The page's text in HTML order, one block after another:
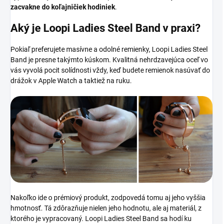
zacvakne do koľajničiek hodiniek.
Aký je Loopi Ladies Steel Band v praxi?
Pokiaľ preferujete masívne a odolné remienky, Loopi Ladies Steel
Band je presne takýmto kúskom. Kvalitná nehrdzavejúca oceľ vo
vás vyvolá pocit solídnosti vždy, keď budete remienok nasúvať do
drážok v Apple Watch a taktiež na ruku.
Nakoľko ide o prémiový produkt, zodpovedá tomu aj jeho vyššia
hmotnosť. Tá zdôrazňuje nielen jeho hodnotu, ale aj materiál, z
ktorého je vypracovaný. Loopi Ladies Steel Band sa hodí ku